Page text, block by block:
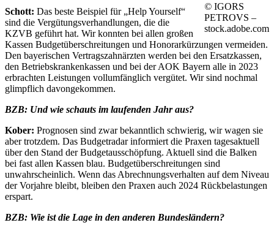
© IGORS
PETROVS –
stock.adobe.com
Schott: Das beste Beispiel für „Help Yourself“
sind die Vergütungsverhandlungen, die die
KZVB geführt hat. Wir konnten bei allen großen
Kassen Budgetüberschreitungen und Honorarkürzungen vermeiden.
Den bayerischen Vertragszahnärzten werden bei den Ersatzkassen,
den Betriebskrankenkassen und bei der AOK Bayern alle in 2023
erbrachten Leistungen vollumfänglich vergütet. Wir sind nochmal
glimpflich davongekommen.
BZB: Und wie schauts im laufenden Jahr aus?
Kober: Prognosen sind zwar bekanntlich schwierig, wir wagen sie
aber trotzdem. Das Budgetradar informiert die Praxen tagesaktuell
über den Stand der Budgetausschöpfung. Aktuell sind die Balken
bei fast allen Kassen blau. Budgetüberschreitungen sind
unwahrscheinlich. Wenn das Abrechnungsverhalten auf dem Niveau
der Vorjahre bleibt, bleiben den Praxen auch 2024 Rückbelastungen
erspart.
BZB: Wie ist die Lage in den anderen Bundesländern?